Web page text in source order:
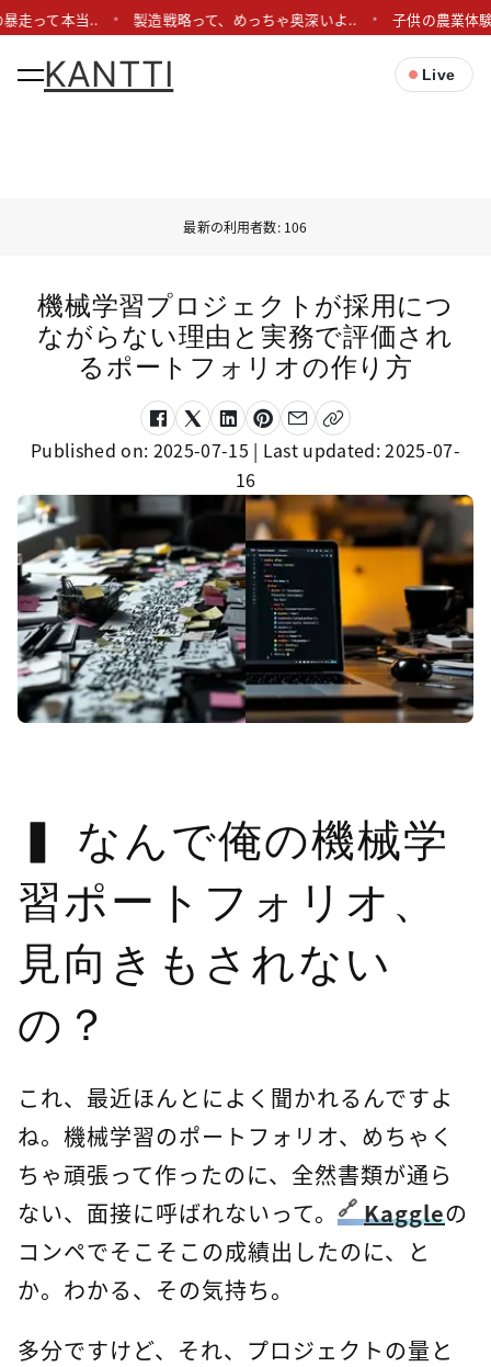
走って本当.. 製造戦略って、めっちゃ奥深いよ.. 子供の農業体
KANTTI Live
最新の利用者数: 106
機械学習プロジェクトが採用につ
ながらない理由と実務で評価され
るポートフォリオの作り方
Published on: 2025-07-15 | Last updated:2025-07-
16
なんで俺の機械学
習ポートフォリオ、
見向きもされない
の？
これ、最近ほんとによく聞かれるんですよ
ね。機械学習のポートフォリオ、めちゃく
ちゃ頑張って作ったのに、全然書類が通ら
ない、面接に呼ばれないって。
Kaggleの
コンペでそこそこの成績出したのに、と
か。わかる、その気持ち。
多分ですけど、それ、プロジェクトの量と